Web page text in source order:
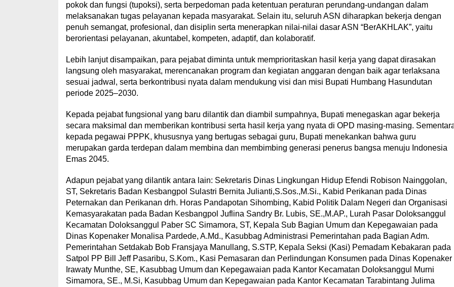
pokok dan fungsi (tupoksi), serta berpedoman pada ketentuan peraturan perundang-undangan dalam
melaksanakan tugas pelayanan kepada masyarakat. Selain itu, seluruh ASN diharapkan bekerja dengan
penuh semangat, profesional, dan disiplin serta menerapkan nilai-nilai dasar ASN “BerAKHLAK”, yaitu
berorientasi pelayanan, akuntabel, kompeten, adaptif, dan kolaboratif.
Lebih lanjut disampaikan, para pejabat diminta untuk memprioritaskan hasil kerja yang dapat dirasakan
langsung oleh masyarakat, merencanakan program dan kegiatan anggaran dengan baik agar terlaksana
sesuai jadwal, serta berkontribusi nyata dalam mendukung visi dan misi Bupati Humbang Hasundutan
periode 2025–2030.
Kepada pejabat fungsional yang baru dilantik dan diambil sumpahnya, Bupati menegaskan agar bekerja
secara maksimal dan memberikan kontribusi serta hasil kerja yang nyata di OPD masing-masing.
kepada pegawai PPPK, khususnya yang bertugas sebagai guru, Bupati menekankan bahwa guru
merupakan garda terdepan dalam membina dan membimbing generasi penerus bangsa menuju Indonesia
Emas 2045.
Adapun pejabat yang dilantik antara lain: Sekretaris Dinas Lingkungan Hidup Efendi Robison Nainggolan,
ST, Sekretaris Badan Kesbangpol Sulastri Bernita Julianti,S.Sos.,M.Si., Kabid Perikanan pada Dinas
Peternakan dan Perikanan drh. Horas Pandapotan Sihombing, Kabid Politik Dalam Negeri dan Organisasi
Kemasyarakatan pada Badan Kesbangpol Juflina Sandry Br. Lubis, SE.,M.AP., Lurah Pasar Doloksanggul
Kecamatan Doloksanggul Paber SC Simamora, ST, Kepala Sub Bagian Umum dan Kepegawaian pada
Dinas Kopenaker Monalisa Pardede, A.Md., Kasubbag Administrasi Pemerintahan pada Bagian Adm.
Pemerintahan Setdakab Bob Fransjaya Manullang, S.STP, Kepala Seksi (Kasi) Pemadam Kebakaran pada
Satpol PP Bill Jeff Pasaribu, S.Kom., Kasi Pemasaran dan Perlindungan Konsumen pada Dinas Kopenaker
Irawaty Munthe, SE, Kasubbag Umum dan Kepegawaian pada Kantor Kecamatan Doloksanggul Murni
Simamora, SE., M.Si, Kasubbag Umum dan Kepegawaian pada Kantor Kecamatan Tarabintang Julima